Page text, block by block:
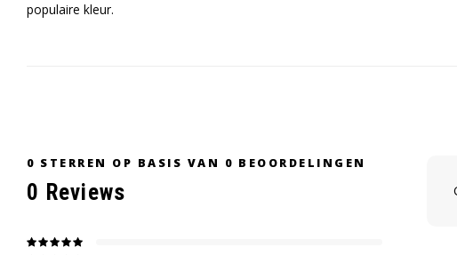
populaire kleur.
0 STERREN OP BASIS VAN 0 BEOORDELINGEN
0 Reviews